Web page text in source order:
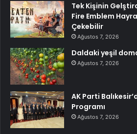
Tek Kişinin
Fire Emblem
Çekebilir
Ağustos 7, 2026
Daldaki yeşil
Ağustos 7, 2026
AK Parti
Programı
Ağustos 7, 2026